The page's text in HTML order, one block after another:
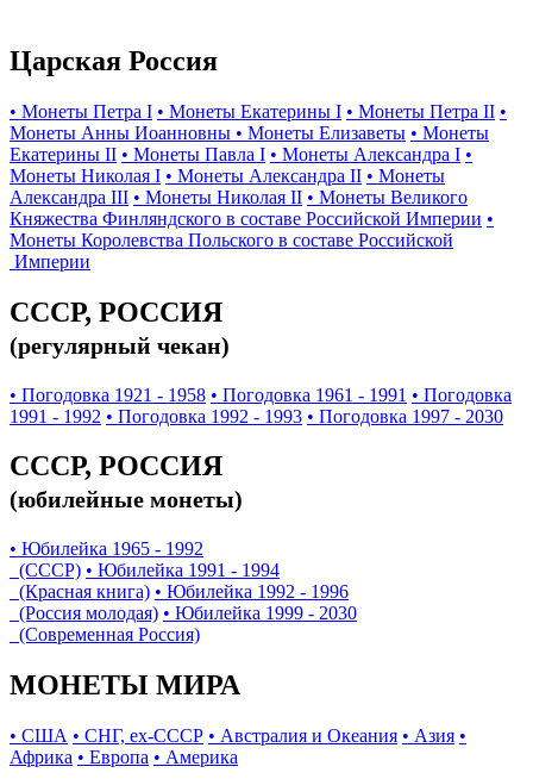
Царская Россия
• Монеты Петра I • Монеты Екатерины I • Монеты Петра II •
Монеты Анны Иоанновны • Монеты Елизаветы • Монеты
Екатерины II • Монеты Павла I • Монеты Александра I •
Монеты Николая I • Монеты Александра II • Монеты
Александра III • Монеты Николая II • Монеты Великого
Княжества Финляндского в составе Российской Империи •
Монеты Королевства Польского в составе Российской
Империи
СССР, РОССИЯ
(регулярный чекан)
• Погодовка 1921 - 1958 • Погодовка 1961 - 1991 • Погодовка
1991 - 1992 • Погодовка 1992 - 1993 • Погодовка 1997 - 2030
СССР, РОССИЯ
(юбилейные монеты)
• Юбилейка 1965 - 1992
(СССР) • Юбилейка 1991 - 1994
(Красная книга) • Юбилейка 1992 - 1996
(Россия молодая) • Юбилейка 1999 - 2030
(Современная Россия)
МОНЕТЫ МИРА
• США • СНГ, ex-СССР • Австралия и Океания • Азия •
Африка • Европа • Америка